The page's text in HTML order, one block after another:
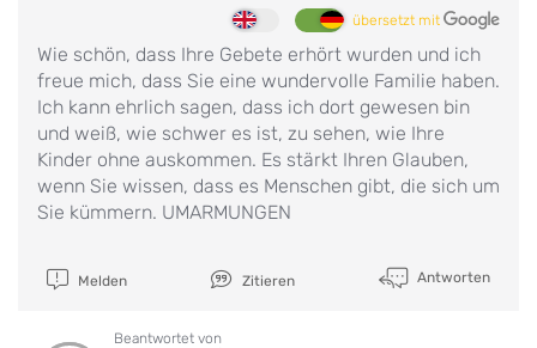
übersetzt mit
Wie schön, dass Ihre Gebete erhört wurden und ich
freue mich, dass Sie eine wundervolle Familie haben.
Ich kann ehrlich sagen, dass ich dort gewesen bin
und weiß, wie schwer es ist, zu sehen, wie Ihre
Kinder ohne auskommen. Es stärkt Ihren Glauben,
wenn Sie wissen, dass es Menschen gibt, die sich um
Sie kümmern. UMARMUNGEN
Melden Zitieren Antworten
Beantwortet von